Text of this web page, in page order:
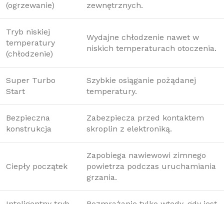
(ogrzewanie)
zewnętrznych.
Tryb niskiej
temperatury
(chłodzenie)
Wydajne chłodzenie nawet w
niskich temperaturach otoczenia.
Super Turbo
Start
Szybkie osiąganie pożądanej
temperatury.
Bezpieczna
konstrukcja
Zabezpiecza przed kontaktem
skroplin z elektroniką.
Ciepły początek
Zapobiega nawiewowi zimnego
powietrza podczas uruchamiania
grzania.